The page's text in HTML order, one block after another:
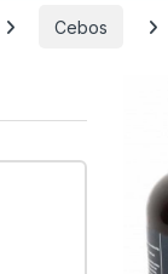
Cebos